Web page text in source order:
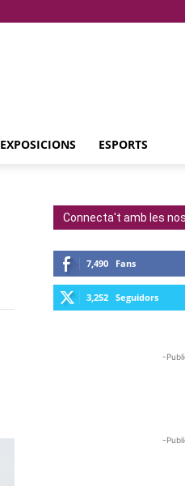
EXPOSICIONS ESPORTS
Connecta't amb les
7,490 Fans
3,252 Seguidors
-
-